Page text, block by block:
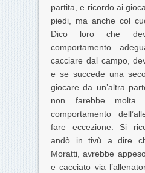
partita, e ricordo ai
piedi, ma anche col
Dico loro che
comportamento
cacciare dal campo,
e se succede una
giocare da un’altra
non farebbe molta
comportamento
fare eccezione. Si
andò in tivù a dire
Moratti, avrebbe
e cacciato via